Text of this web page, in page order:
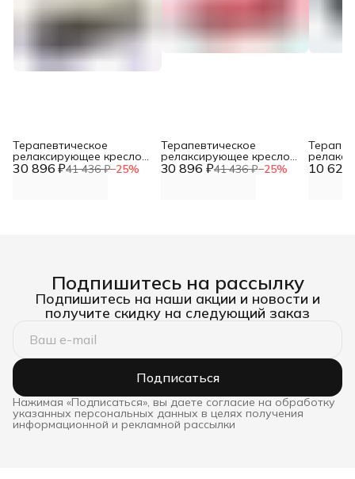
30 896 ₽41 436 ₽−25%
Терапевтическое
релаксирующее кресло
Кубик Взрослый - 30 896 ₽41 436 ₽−25%
Терапевтическое
релаксирующее кресло
Кубик Взрослый - 10 624
Кубик
Подпишитесь на рассылку
Подпишитесь на наши акции и новости и
получите скидку на следующий заказ
Подписаться
Нажимая «Подписаться», вы даете согласие на обработку
указанных персональных данных в целях получения
информационной и рекламной рассылки